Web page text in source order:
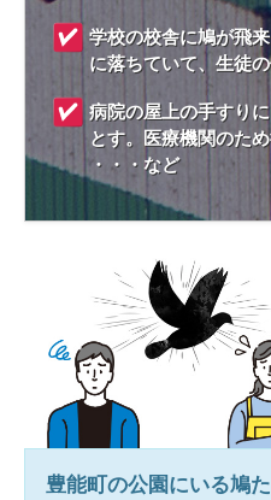
学校の校舎に鳩が飛
に落ちていて、生徒
病院の屋上の手すり
とす。医療機関のた
・・・など
豊能町の公園にいる鳩